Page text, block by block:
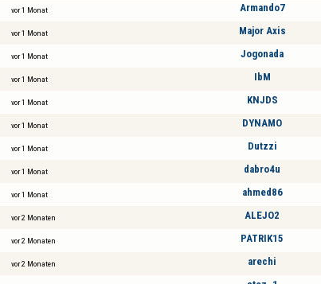
vor 1 Monat Armando7
vor 1 Monat Major Axis
vor 1 Monat Jogonada
vor 1 Monat IbM
vor 1 Monat KNJDS
vor 1 Monat DYNAMO
vor 1 Monat Dutzzi
vor 1 Monat dabro4u
vor 1 Monat ahmed86
vor 2 Monaten ALEJO2
vor 2 Monaten PATRIK15
vor 2 Monaten arechi